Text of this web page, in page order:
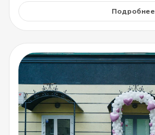
Подробнее